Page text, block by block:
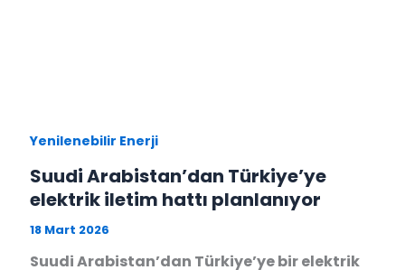
Yenilenebilir Enerji
Suudi Arabistan’dan Türkiye’ye
elektrik iletim hattı planlanıyor
18 Mart 2026
Suudi Arabistan’dan Türkiye’ye bir elektrik